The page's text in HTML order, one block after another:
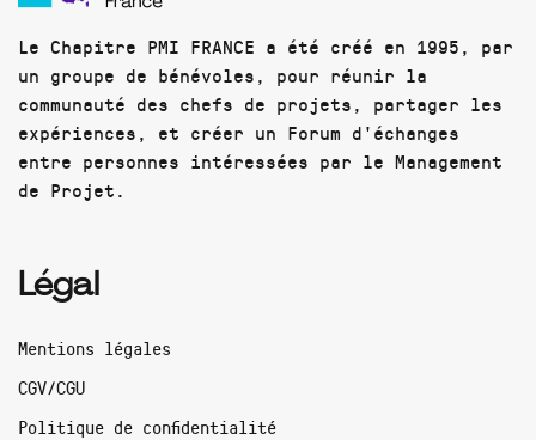
Le Chapitre PMI FRANCE a été créé en 1995, par
un groupe de bénévoles, pour réunir la
communauté des chefs de projets, partager les
expériences, et créer un Forum d'échanges
entre personnes intéressées par le Management
de Projet.
Légal
Mentions légales
CGV/CGU
Politique de confidentialité